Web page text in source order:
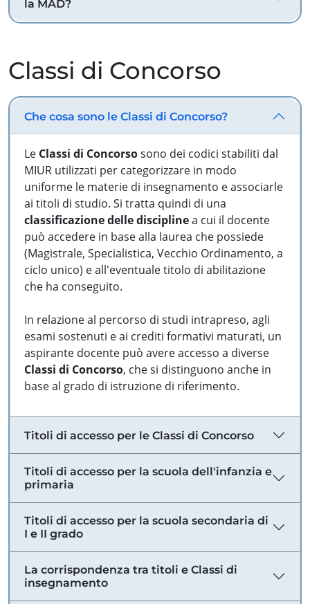
la MAD?
Classi di Concorso
Che cosa sono le Classi di Concorso?
Le Classi di Concorsosono dei codici stabiliti dal
MIUR utilizzati per categorizzare in modo
uniforme le materie di insegnamento e associarle
ai titoli di studio. Si tratta quindi di una
classificazione delle disciplinea cui il docente
può accedere in base alla laurea che possiede
(Magistrale, Specialistica, Vecchio Ordinamento, a
ciclo unico) e all'eventuale titolo di abilitazione
che ha conseguito.
In relazione al percorso di studi intrapreso, agli
esami sostenuti e ai crediti formativi maturati, un
aspirante docente può avere accesso a diverse
Classi di Concorso, che si distinguono anche in
base al grado di istruzione di riferimento.
Titoli di accesso per le Classi di Concorso
Titoli di accesso per la scuola dell'infanzia e
primaria
Titoli di accesso per la scuola secondaria di
I e II grado
La corrispondenza tra titoli e Classi di
insegnamento